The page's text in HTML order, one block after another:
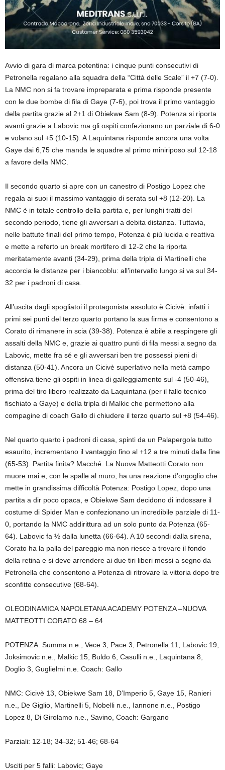
Avvio di gara di marca potentina: i cinque punti consecutivi di
Petronella regalano alla squadra della “Città delle Scale” il +7 (7-0).
La NMC non si fa trovare impreparata e prima risponde presente
con le due bombe di fila di Gaye (7-6), poi trova il primo vantaggio
della partita grazie al 2+1 di Obiekwe Sam (8-9). Potenza si riporta
avanti grazie a Labovic ma gli ospiti confezionano un parziale di 6-0
e volano sul +5 (10-15). A Laquintana risponde ancora una volta
Gaye dai 6,75 che manda le squadre al primo miniriposo sul 12-18
a favore della NMC.
Il secondo quarto si apre con un canestro di Postigo Lopez che
regala ai suoi il massimo vantaggio di serata sul +8 (12-20). La
NMC è in totale controllo della partita e, per lunghi tratti del
secondo periodo, tiene gli avversari a debita distanza. Tuttavia,
nelle battute finali del primo tempo, Potenza è più lucida e reattiva
e mette a referto un break mortifero di 12-2 che la riporta
meritatamente avanti (34-29), prima della tripla di Martinelli che
accorcia le distanze per i biancoblu: all’intervallo lungo si va sul 34-
32 per i padroni di casa.
All’uscita dagli spogliatoi il protagonista assoluto è Cicivè: infatti i
primi sei punti del terzo quarto portano la sua firma e consentono a
Corato di rimanere in scia (39-38). Potenza è abile a respingere gli
assalti della NMC e, grazie ai quattro punti di fila messi a segno da
Labovic, mette fra sé e gli avversari ben tre possessi pieni di
distanza (50-41). Ancora un Cicivè superlativo nella metà campo
offensiva tiene gli ospiti in linea di galleggiamento sul -4 (50-46),
prima del tiro libero realizzato da Laquintana (per il fallo tecnico
fischiato a Gaye) e della tripla di Malkic che permettono alla
compagine di coach Gallo di chiudere il terzo quarto sul +8 (54-46).
Nel quarto quarto i padroni di casa, spinti da un Palapergola tutto
esaurito, incrementano il vantaggio fino al +12 a tre minuti dalla fine
(65-53). Partita finita? Macché. La Nuova Matteotti Corato non
muore mai e, con le spalle al muro, ha una reazione d’orgoglio che
mette in grandissima difficoltà Potenza: Postigo Lopez, dopo una
partita a dir poco opaca, e Obiekwe Sam decidono di indossare il
costume di Spider Man e confezionano un incredibile parziale di 11-
0, portando la NMC addirittura ad un solo punto da Potenza (65-
64). Labovic fa ½ dalla lunetta (66-64). A 10 secondi dalla sirena,
Corato ha la palla del pareggio ma non riesce a trovare il fondo
della retina e si deve arrendere ai due tiri liberi messi a segno da
Petronella che consentono a Potenza di ritrovare la vittoria dopo tre
sconfitte consecutive (68-64).
OLEODINAMICA NAPOLETANA ACADEMY POTENZA –NUOVA
MATTEOTTI CORATO 68 – 64
POTENZA: Summa n.e., Vece 3, Pace 3, Petronella 11, Labovic 19,
Joksimovic n.e., Malkic 15, Buldo 6, Casulli n.e., Laquintana 8,
Doglio 3, Guglielmi n.e. Coach: Gallo
NMC: Cicivè 13, Obiekwe Sam 18, D’Imperio 5, Gaye 15, Ranieri
n.e., De Giglio, Martinelli 5, Nobelli n.e., Iannone n.e., Postigo
Lopez 8, Di Girolamo n.e., Savino, Coach: Gargano
Parziali: 12-18; 34-32; 51-46; 68-64
Usciti per 5 falli: Labovic; Gaye